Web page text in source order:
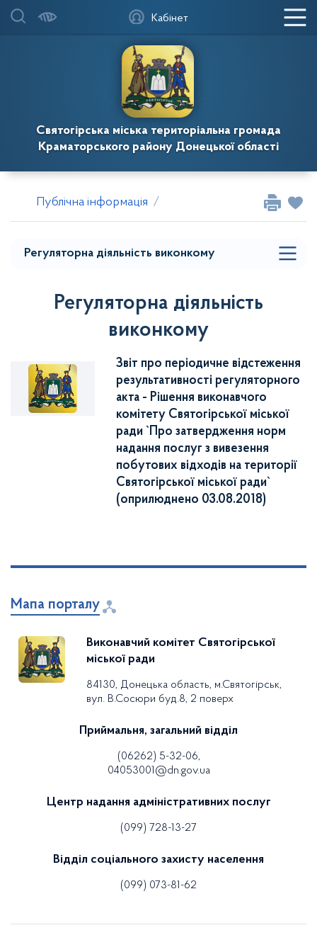
Святогірська міська територіальна громада
Краматорського району Донецької області
Кабінет
Публічна інформація Регуляторна діяльність
Регуляторна діяльність
виконкому
Звіт про періодичне відстеження
результативності регуляторного
акта - Рішення виконавчого
комітету Святогірської міської
ради `Про затвердження норм
надання послуг з вивезення
побутових відходів на території
Святогірської міської ради`
(оприлюднено 03.08.2018)
Регуляторна діяльність виконкому
Регуляторна діяльність міської ради
ЗВІТИ ПРО ЗДІЙСНЕННЯ ДЕРЖАВНОЇ
РЕГУЛЯТОРНОЇ ПОЛІТИКИ
регуляторних актів
Розпорядження
Мапа порталу
Виконавчий комітет Святогірської
міської ради
84130, Донецька область, м.Святогірськ,
вул. В.Сосюри буд.8, 2 поверх
Приймальня, загальний відділ
(06262) 5-32-06,
04053001@dn.gov.ua
Центр надання адміністративних послуг
(099) 728-13-27
Відділ соціального захисту населення
(099) 073-81-62